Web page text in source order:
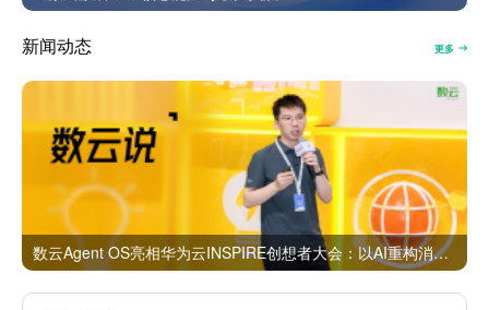
新闻动态 更多
数云Agent OS亮相华为云INSPIRE创想者大会：以AI重构消费者运营与零售营销新范式